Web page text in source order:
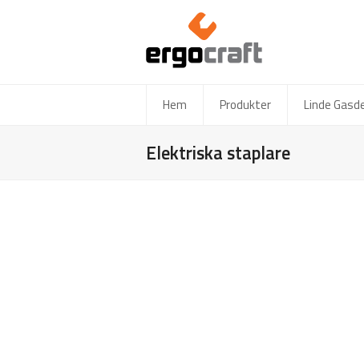
Hem Produkter Linde
Elektriska staplare